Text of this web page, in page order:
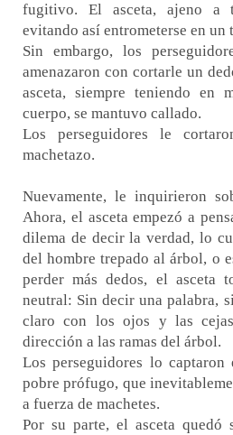
fugitivo. El asceta, ajeno a
evitando así entrometerse en un
Sin embargo, los
amenazaron con cortarle un
asceta, siempre teniendo en
cuerpo, se mantuvo callado.
Los perseguidores le
machetazo.
Nuevamente, le inquirieron
Ahora, el asceta empezó a
dilema de decir la verdad, lo
del hombre trepado al árbol, o
perder más dedos, el asceta
neutral: Sin decir una palabra,
claro con los ojos y las
dirección a las ramas del árbol.
Los perseguidores lo
pobre prófugo, que
a fuerza de machetes.
Por su parte, el asceta quedó